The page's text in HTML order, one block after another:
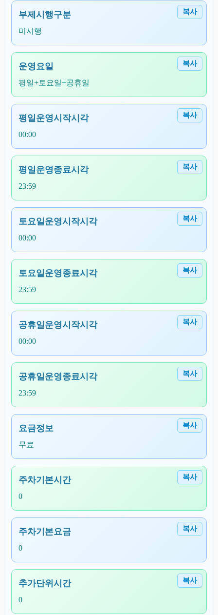
복사
부제시행구분
미시행
복사
운영요일
평일+토요일+공휴일
복사
평일운영시작시각
00:00
복사
평일운영종료시각
23:59
복사
토요일운영시작시각
00:00
복사
토요일운영종료시각
23:59
복사
공휴일운영시작시각
00:00
복사
공휴일운영종료시각
23:59
복사
요금정보
무료
복사
주차기본시간
0
복사
주차기본요금
0
복사
추가단위시간
0